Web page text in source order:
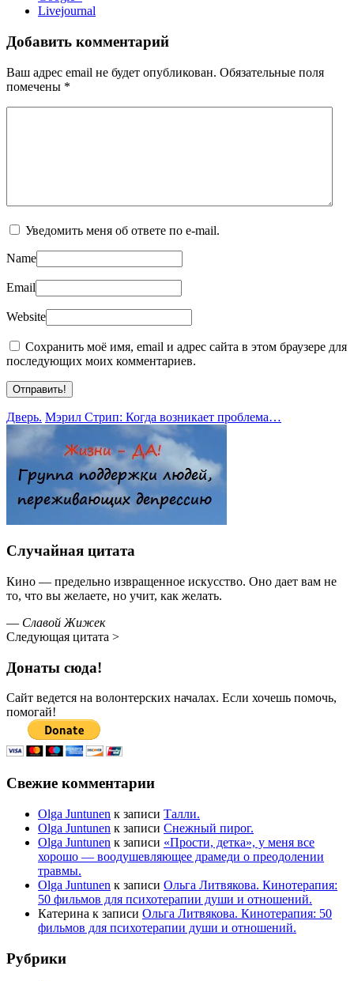
Livejournal
Добавить комментарий
Ваш адрес email не будет опубликован. Обязательные поля
помечены *
Уведомить меня об ответе по e-mail.
Name
Email
Website
Сохранить моё имя, email и адрес сайта в этом браузере для
последующих моих комментариев.
Дверь. Мэрил Стрип: Когда возникает проблема…
Случайная цитата
Кино — предельно извращенное искусство. Оно дает вам не
то, что вы желаете, но учит, как желать.
— Славой Жижек
Следующая цитата >
Донаты сюда!
Сайт ведется на волонтерских началах. Если хочешь помочь,
помогай!
Свежие комментарии
Olga Juntunen к записи Талли.
Olga Juntunen к записи Снежный пирог.
Olga Juntunen к записи «Прости, детка», у меня все
хорошо — воодушевляющее драмеди о преодолении
травмы.
Olga Juntunen к записи Ольга Литвякова. Кинотерапия:
50 фильмов для психотерапии души и отношений.
Катерина к записи Ольга Литвякова. Кинотерапия: 50
фильмов для психотерапии души и отношений.
Рубрики